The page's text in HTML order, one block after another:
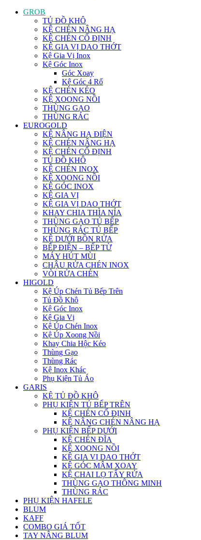
GROB
TỦ ĐỒ KHÔ
KỆ CHÉN NÂNG HẠ
KỆ CHÉN CỐ ĐỊNH
KỆ GIA VỊ DAO THỚT
Kệ Gia Vị Inox
Kệ Góc Inox
Góc Xoay
Kệ Góc 4 Rổ
KỆ CHÉN KÉO
KỆ XOONG NỒI
THÙNG GẠO
THÙNG RÁC
EUROGOLD
KỆ NÂNG HẠ ĐIỆN
KỆ CHÉN NÂNG HẠ
KỆ CHÉN CỐ ĐỊNH
TỦ ĐỒ KHÔ
KỆ CHÉN INOX
KỆ XOONG NỒI
KỆ GÓC INOX
KỆ GIA VỊ
KỆ GIA VỊ DAO THỚT
KHAY CHIA THÌA NỈA
THÙNG GẠO TỦ BẾP
THÙNG RÁC TỦ BẾP
KỆ DƯỚI BỒN RỬA
BẾP ĐIỆN – BẾP TỪ
MÁY HÚT MÙI
CHẬU RỬA CHÉN INOX
VÒI RỬA CHÉN
HIGOLD
Kệ Úp Chén Tủ Bếp Trên
Tủ Đồ Khô
Kệ Góc Inox
Kệ Gia Vị
Kệ Úp Chén Inox
Kệ Úp Xoong Nồi
Khay Chia Hộc Kéo
Thùng Gạo
Thùng Rác
Kệ Inox Khác
Phụ Kiện Tủ Áo
GARIS
KỆ TỦ ĐỒ KHÔ
PHỤ KIỆN TỦ BẾP TRÊN
KỆ CHÉN CỐ ĐỊNH
KỆ NÂNG CHÉN NÂNG HẠ
PHỤ KIỆN BẾP DƯỚI
KỆ CHÉN ĐĨA
KỆ XOONG NỒI
KỆ GIA VỊ DAO THỚT
KỆ GÓC MÂM XOAY
KỆ CHAI LỌ TẨY RỬA
THÙNG GẠO THÔNG MINH
THÙNG RÁC
PHỤ KIỆN HAFELE
BLUM
KAFF
COMBO GIÁ TỐT
TAY NÂNG BLUM